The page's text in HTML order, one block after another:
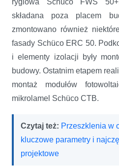
składana poza placem
zmontowano również
fasady Schüco ERC 50.
i elementy izolacji były
budowy. Ostatnim etapem
montaż modułów
mikrolamel Schüco CTB.
Czytaj też: Przeszklenia w
kluczowe parametry i
projektowe